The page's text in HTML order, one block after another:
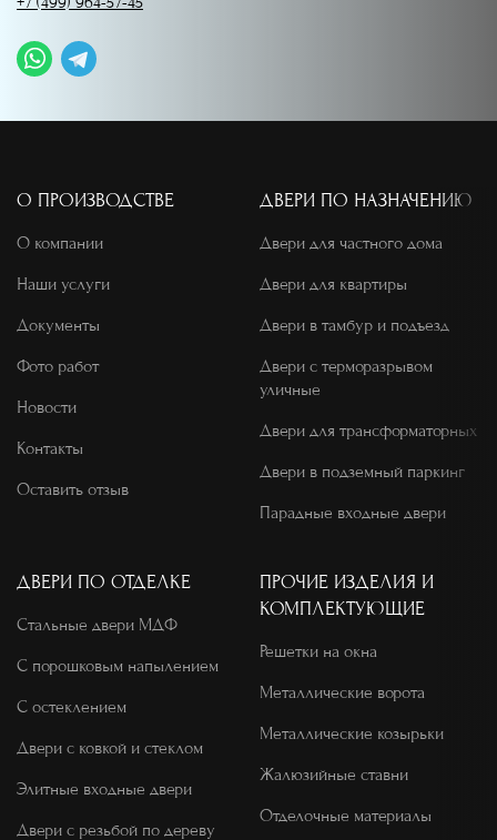
О ПРОИЗВОДСТВЕ
О компании
Наши услуги
Документы
Фото работ
Новости
Контакты
Оставить отзыв
ДВЕРИ ПО НАЗНАЧЕНИЮ
Двери для частного дома
Двери для квартиры
Двери в тамбур и подъезд
Двери с терморазрывом
уличные
Двери для трансформаторных
Двери в подземный паркинг
Парадные входные двери
ДВЕРИ ПО ОТДЕЛКЕ
Стальные двери МДФ
С порошковым напылением
С остеклением
Двери с ковкой и стеклом
Элитные входные двери
Двери с резьбой по дереву
ПРОЧИЕ ИЗДЕЛИЯ И
КОМПЛЕКТУЮЩИЕ
Решетки на окна
Металлические ворота
Металлические козырьки
Жалюзийные ставни
Отделочные материалы